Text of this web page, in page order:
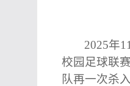
2025年
校园足球联
队再一次杀